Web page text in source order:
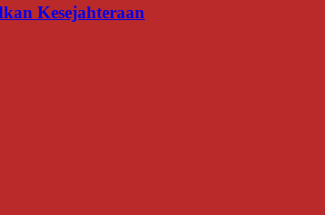
Kesejahteraan